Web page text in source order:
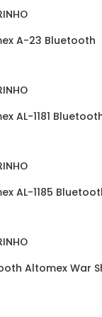
A-23 Bluetooth
AL-1181
AL-1185
Altomex War